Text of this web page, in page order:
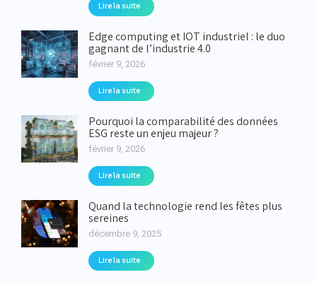
Lire la suite
Edge computing et IOT industriel : le duo
gagnant de l’industrie 4.0
février 9, 2026
Lire la suite
Pourquoi la comparabilité des données
ESG reste un enjeu majeur ?
février 9, 2026
Lire la suite
Quand la technologie rend les fêtes plus
sereines
décembre 9, 2025
Lire la suite